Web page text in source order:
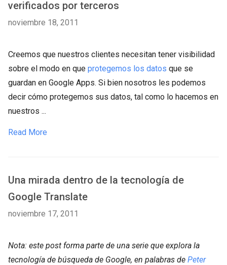
verificados por terceros
noviembre 18, 2011
Creemos que nuestros clientes necesitan tener visibilidad
sobre el modo en que protegemos los datos que se
guardan en Google Apps. Si bien nosotros les podemos
decir cómo protegemos sus datos, tal como lo hacemos en
nuestros ...
Read More
Una mirada dentro de la tecnología de
Google Translate
noviembre 17, 2011
Nota: este post forma parte de una serie que explora la
tecnología de búsqueda de Google, en palabras de Peter